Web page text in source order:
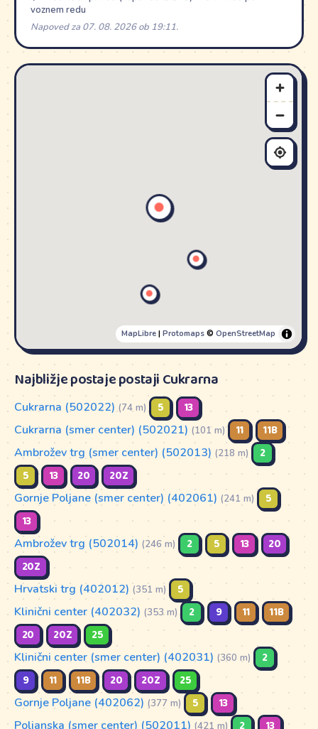
voznem redu
Napoved za 07. 08. 2026 ob 19:11.
MapLibre| Protomaps© OpenStreetMap
Najbližje postaje postaji Cukrarna
Cukrarna (502022) (74 m) 5 13
Cukrarna (smer center) (502021) (101 m) 11 11B
Ambrožev trg (smer center) (502013) (218 m)
2
5
13 20 20Z
Gornje Poljane (smer center) (402061) (241 m)
5
13
Ambrožev trg (502014) (246 m) 2 5 13
20
20Z
Hrvatski trg (402012) (351 m) 5
Klinični center (402032) (353 m) 2 9 11
11B
20
20Z 25
Klinični center (smer center) (402031) (360 m)
2
9
11 11B 20 20Z 25
Gornje Poljane (402062) (377 m) 5 13
Poljanska (smer center) (502011) (421 m)